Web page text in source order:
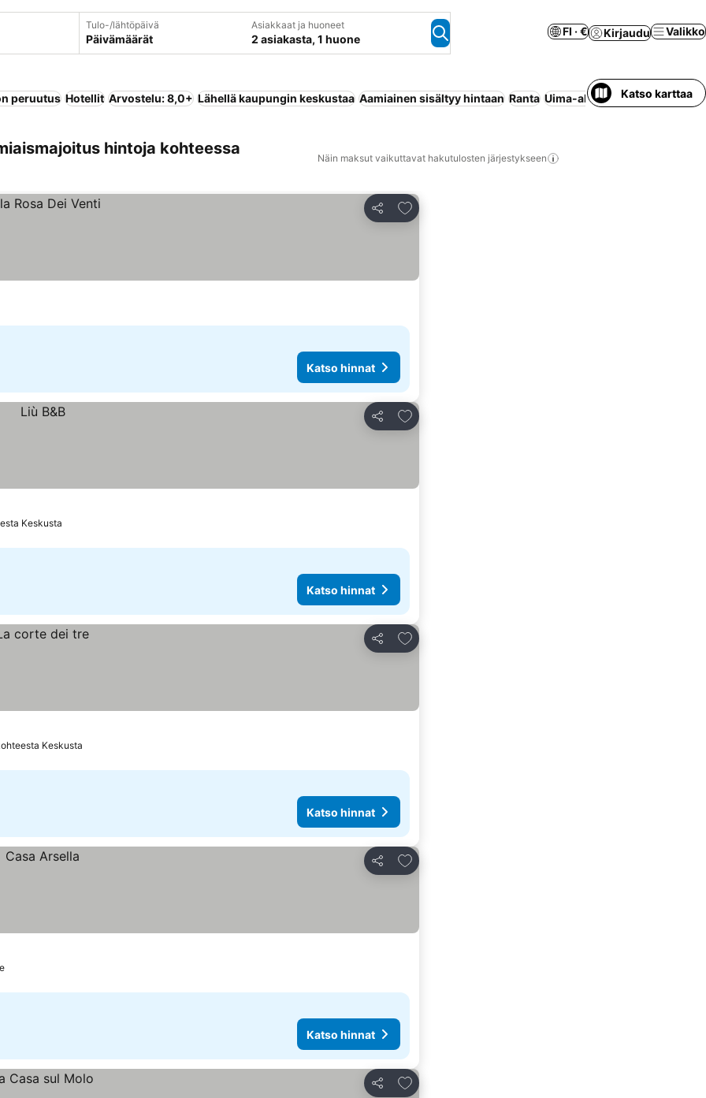
Tulo-/lähtöpäivä
Päivämäärät
Asiakkaat ja huoneet
2 asiakasta, 1 huone
FI · € Kirjaudu Valikko
peruutus Hotellit Arvostelu: 8,0+ Lähellä kaupungin keskustaa Aamiainen sisältyy hintaan Ranta Uima-allas Puolihoito
Katso karttaa
hintoja kohteessa
Näin maksut vaikuttavat hakutulosten järjestykseen
Jaa
Lisää suosikkeihin
Katso hinnat
Jaa
Lisää suosikkeihin
Keskusta
Katso hinnat
Jaa
Lisää suosikkeihin
Keskusta
Katso hinnat
Jaa
Lisää suosikkeihin
Katso hinnat
Jaa
Lisää suosikkeihin